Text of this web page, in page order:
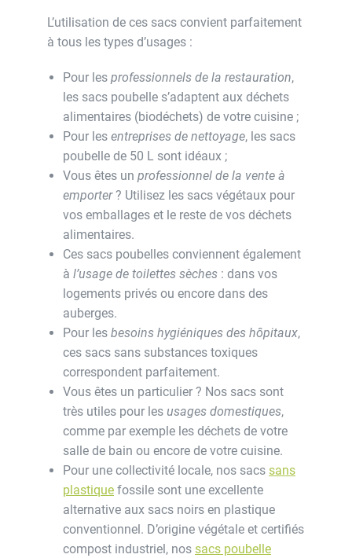
L’utilisation de ces sacs convient parfaitement
à tous les types d’usages :
Pour les professionnels de la restauration,
les sacs poubelle s’adaptent aux déchets
alimentaires (biodéchets) de votre cuisine ;
Pour les entreprises de nettoyage, les sacs
poubelle de 50 L sont idéaux ;
Vous êtes un professionnel de la vente à
emporter? Utilisez les sacs végétaux pour
vos emballages et le reste de vos déchets
alimentaires.
Ces sacs poubelles conviennent également
à l’usage de toilettes sèches : dans vos
logements privés ou encore dans des
auberges.
Pour les besoins hygiéniques des hôpitaux,
ces sacs sans substances toxiques
correspondent parfaitement.
Vous êtes un particulier ? Nos sacs sont
très utiles pour les usages domestiques,
comme par exemple les déchets de votre
salle de bain ou encore de votre cuisine.
Pour une collectivité locale, nos sacs sans
plastique fossile sont une excellente
alternative aux sacs noirs en plastique
conventionnel. D’origine végétale et certifiés
compost industriel, nos sacs poubelle